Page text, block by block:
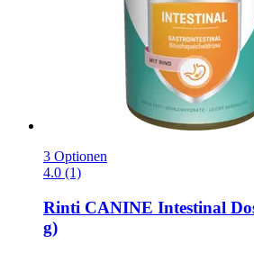
3 Optionen
4.0 (1)
Rinti CANINE Intestinal
g)